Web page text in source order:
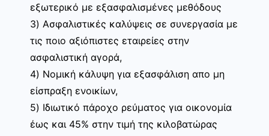
εξωτερικό με εξασφαλισμένες μεθόδους
3) Ασφαλιστικές καλύψεις σε συνεργασία με
τις ποιο αξιόπιστες εταιρείες στην
ασφαλιστική αγορά,
4) Νομική κάλυψη για εξασφάλιση απο μη
είσπραξη ενοικίων,
5) Ιδιωτικό πάροχο ρεύματος για οικονομία
έως και 45% στην τιμή της κιλοβατώρας